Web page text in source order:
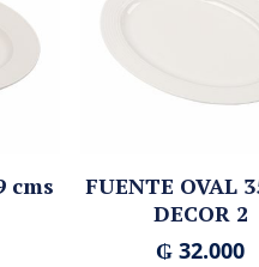
cms
FUENTE OVAL
DECOR 2
₲ 32.000